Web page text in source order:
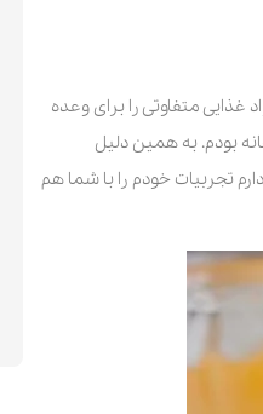
متفاوتی را برای وعده
بودم. به همین دلیل
تجربیات خودم را با شما هم